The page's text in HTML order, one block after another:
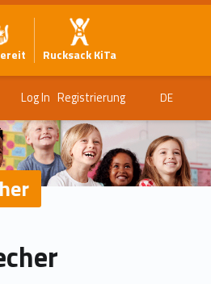
Rucksack KiTa
Log In Registrierung DE